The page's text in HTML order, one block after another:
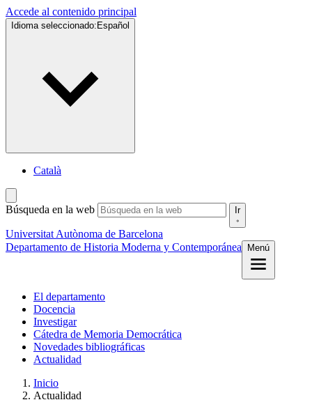
Accede al contenido principal
Idioma seleccionado: Español
Català
Búsqueda en la web Ir
Universitat Autònoma de Barcelona
Departamento de Historia Moderna y Contemporánea
Menú
El departamento
Docencia
Investigar
Cátedra de Memoria Democrática
Novedades bibliográficas
Actualidad
Inicio
Actualidad